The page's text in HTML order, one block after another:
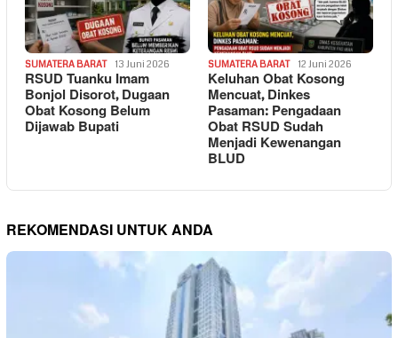
SUMATERA BARAT 13 Juni 2026
RSUD Tuanku Imam
Bonjol Disorot, Dugaan
Obat Kosong Belum
Dijawab Bupati
SUMATERA BARAT 12 Juni 2026
Keluhan Obat Kosong
Mencuat, Dinkes
Pasaman: Pengadaan
Obat RSUD Sudah
Menjadi Kewenangan
BLUD
REKOMENDASI UNTUK ANDA